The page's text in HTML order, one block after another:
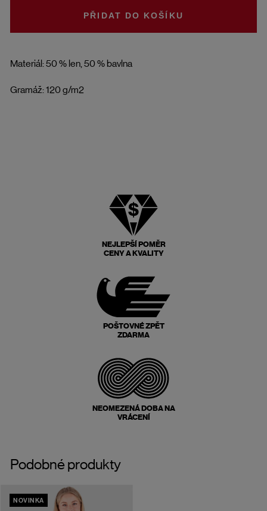
Materiál: 50 % len, 50 % bavlna
Gramáž: 120 g/m2
DO KOŠÍKU
NEJLEPŠÍ POMĚR
CENY A KVALITY
POŠTOVNÉ ZPĚT
ZDARMA
NEOMEZENÁ DOBA NA
VRÁCENÍ
Podobné produkty
NOVINKA